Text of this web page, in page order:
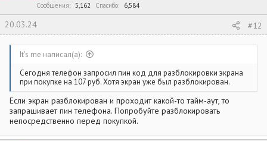
Сообщения
5,162 Спасибо 6,584
20.03.24 #12
It's me написал(а):
Сегодня телефон запросил пин код для разблокировки экрана
при покупке на 107 руб. Хотя экран уже был разблокирован.
Если экран разблокирован и проходит какой-то тайм-аут, то
запрашивает пин телефона. Попробуйте разблокировать
непосредственно перед покупкой.